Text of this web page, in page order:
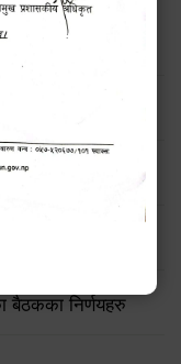
बैठकको
बैठकका निर्णयहरु
बैठकका निर्णयहरु
बैठकका निर्णयहरु
बैठकका निर्णयहरु